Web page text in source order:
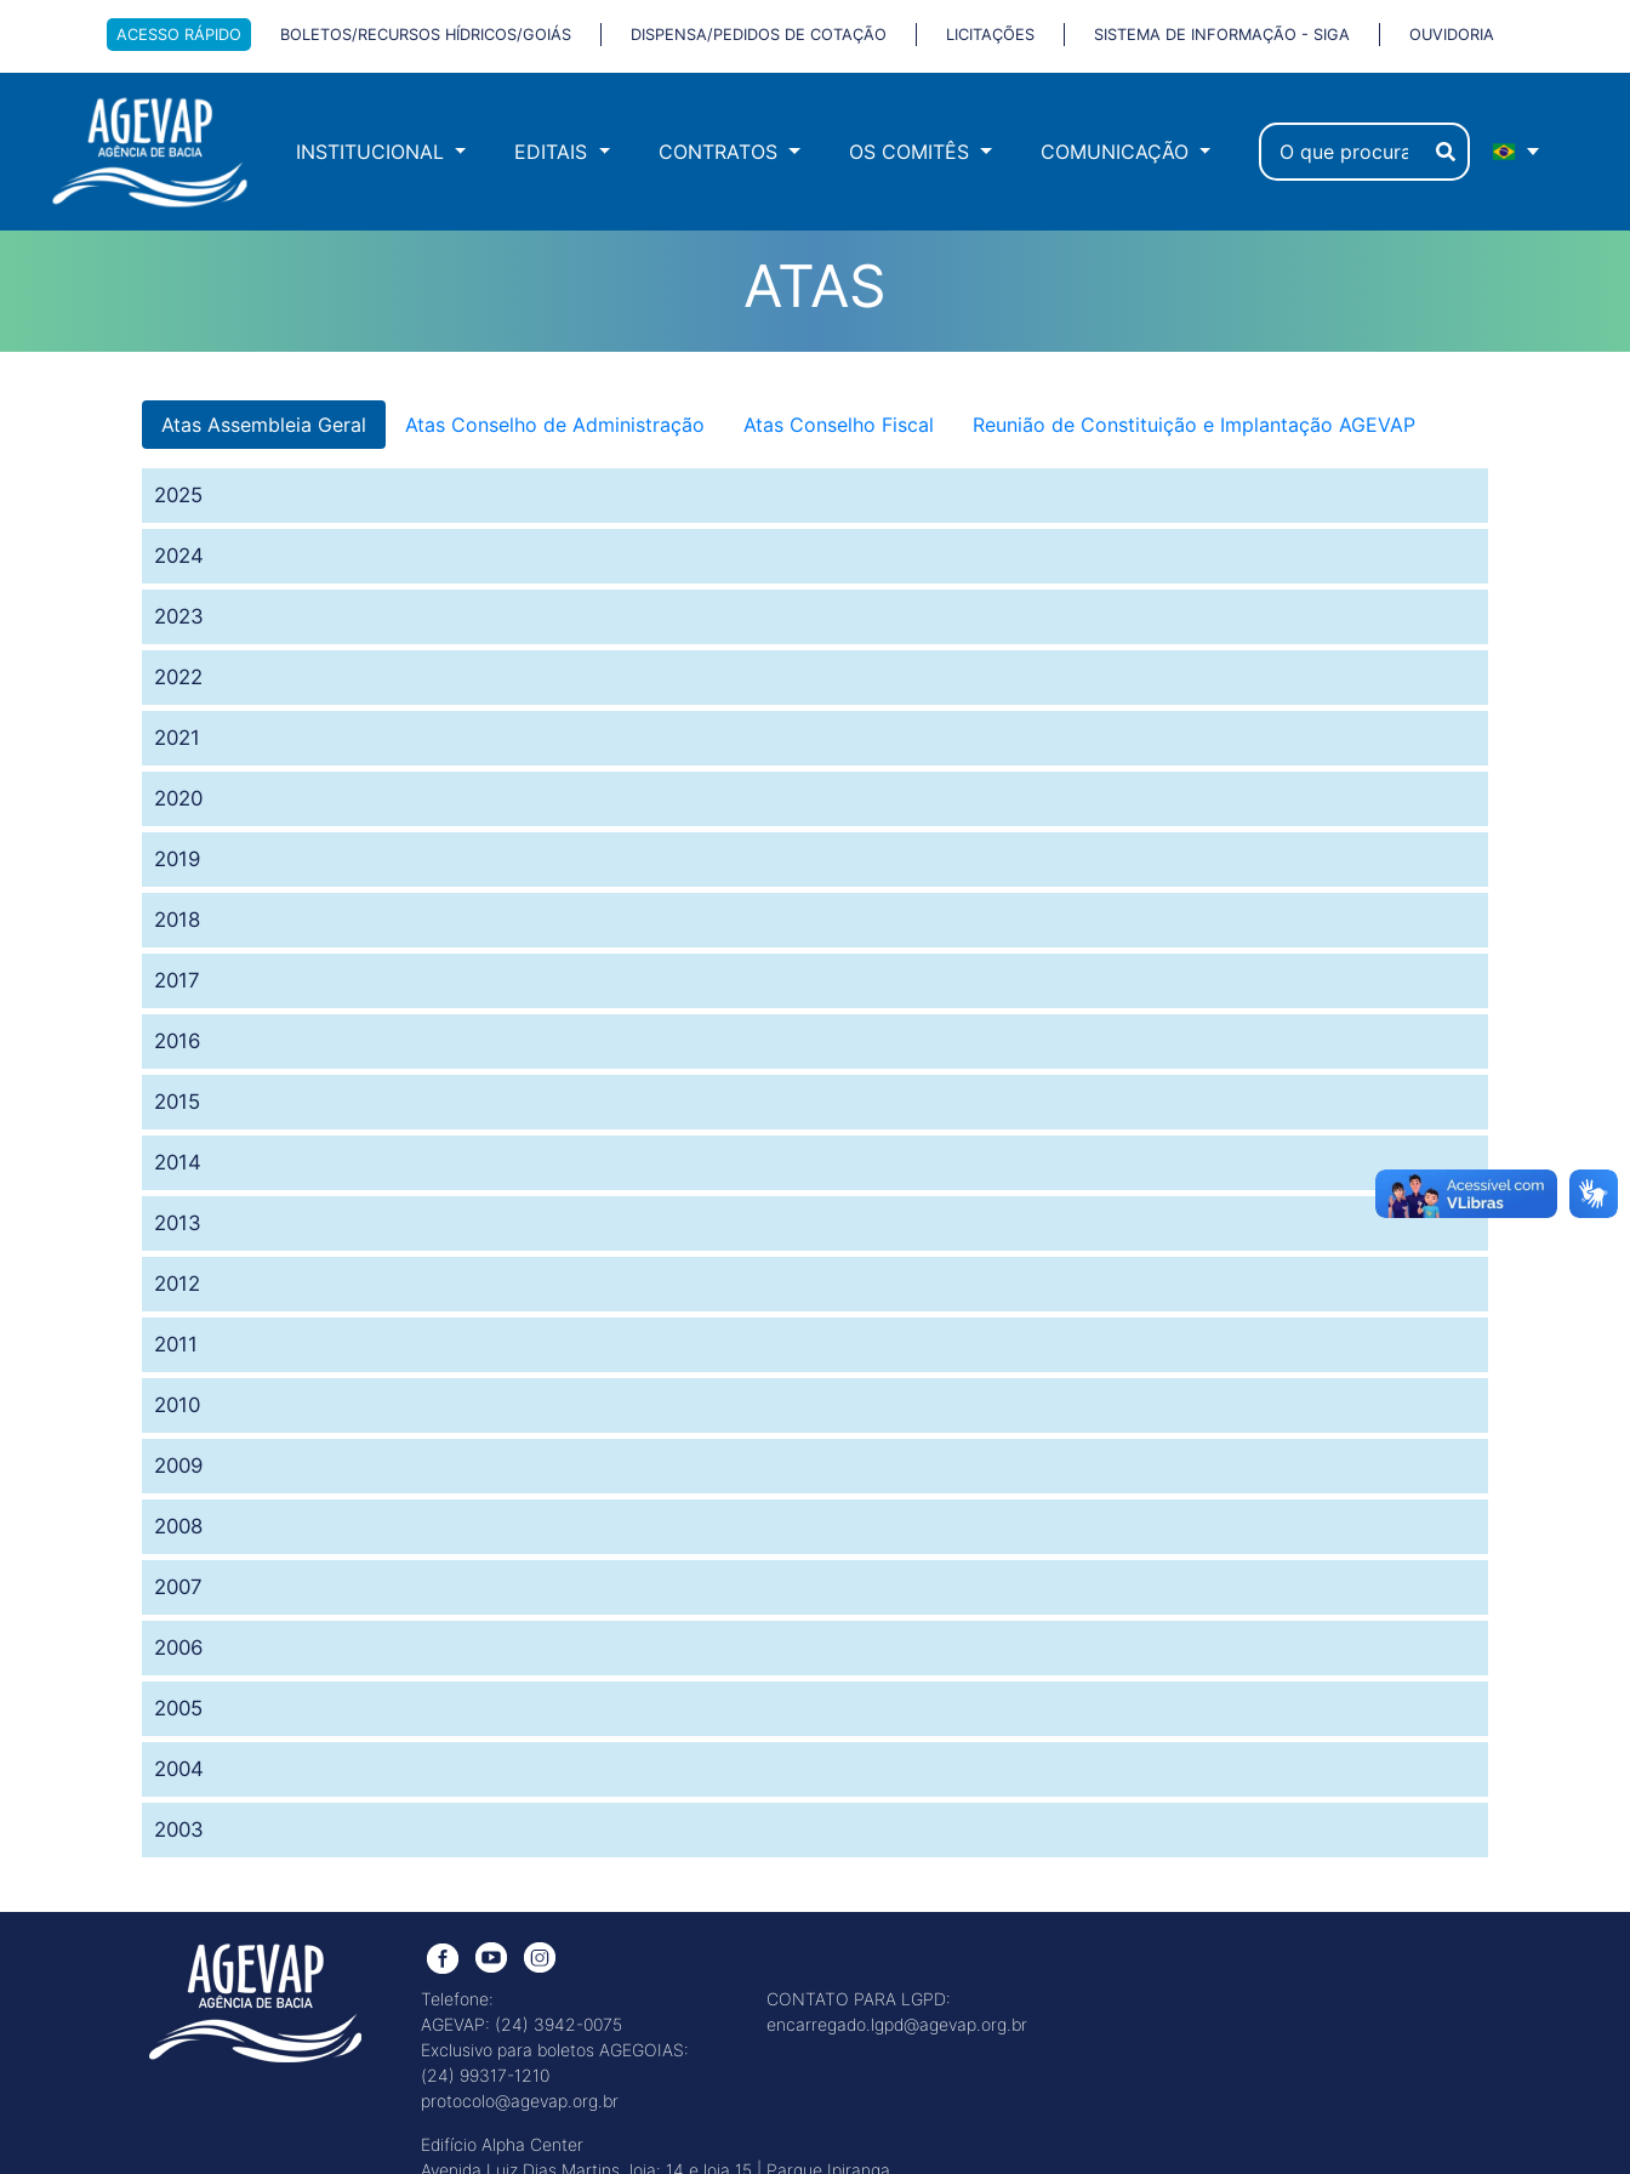
ACESSO RÁPIDO BOLETOS/RECURSOS HÍDRICOS/GOIÁS DISPENSA/PEDIDOS DE COTAÇÃO LICITAÇÕES SISTEMA DE INFORMAÇÃO - SIGA OUVIDORIA
INSTITUCIONAL EDITAIS CONTRATOS OS COMITÊS COMUNICAÇÃO
ATAS
Atas Assembleia Geral Atas Conselho de Administração Atas Conselho Fiscal Reunião de Constituição e Implantação AGEVAP
2025
2024
2023
2022
2021
2020
2019
2018
2017
2016
2015
2014
2013
2012
2011
2010
2009
2008
2007
2006
2005
2004
2003
Telefone:
AGEVAP: (24) 3942-0075
Exclusivo para boletos AGEGOIAS:
(24) 99317-1210
protocolo@agevap.org.br
CONTATO PARA LGPD:
encarregado.lgpd@agevap.org.br
Edifício Alpha Center
Avenida Luiz Dias Martins, loja: 14 e loja 15 | Parque Ipiranga,